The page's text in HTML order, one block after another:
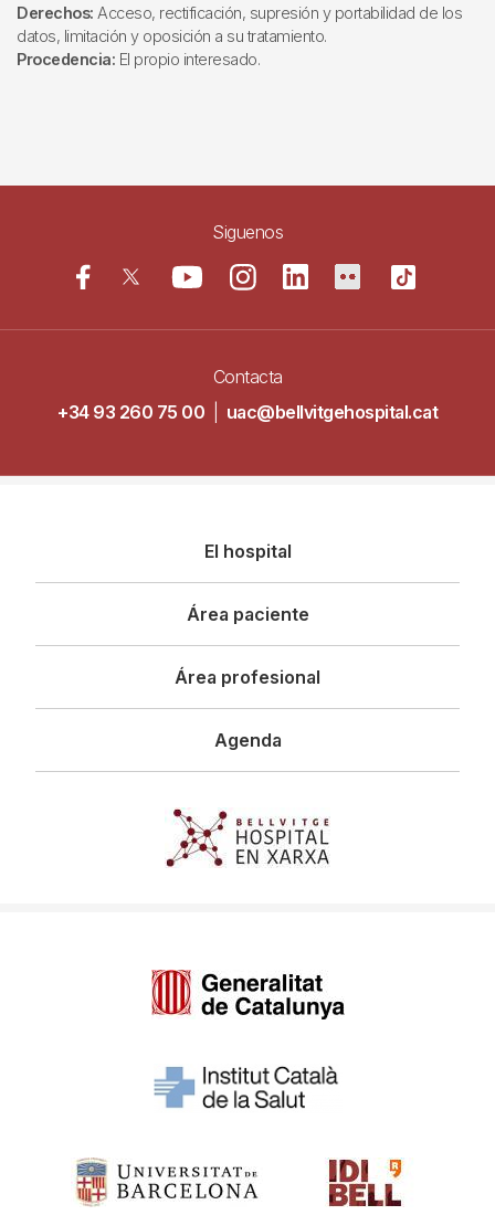
Derechos: Acceso, rectificación, supresión y portabilidad de los
datos, limitación y oposición a su tratamiento.
Procedencia: El propio interesado.
Siguenos
Contacta
+34 93 260 75 00
uac@bellvitgehospital.cat
principal
El hospital
Área paciente
Área profesional
Agenda